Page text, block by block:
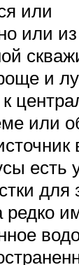
или
или из
и
или
есть
для
редко